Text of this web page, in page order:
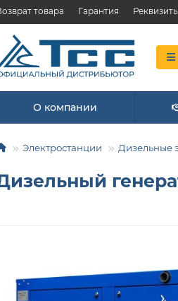
товара Гарантия
О компании
Электростанции Дизельные